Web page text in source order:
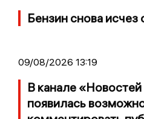
Бензин снова исчез
09/08/2026 13:19
В канале
появилась